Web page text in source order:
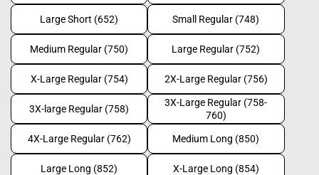
Large Short (652) Small Regular (748)
Medium Regular (750) Large Regular (752)
X-Large Regular (754) 2X-Large Regular (756)
3X-large Regular (758)
3X-Large Regular (758-
760)
4X-Large Regular (762) Medium Long (850)
Large Long (852) X-Large Long (854)